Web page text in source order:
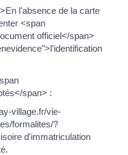
l'absence de la carte
<span
officiel</span>
span> :
village.fr/vie-
formalites/?
d'immatriculation